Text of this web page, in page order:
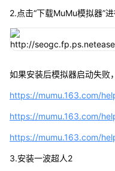
2.点击“下载MuMu模拟器”进
如果安装后模拟器启动失败
https://mumu.163.com/
https://mumu.163.com/
https://mumu.163.com/
3.安装一波超人2